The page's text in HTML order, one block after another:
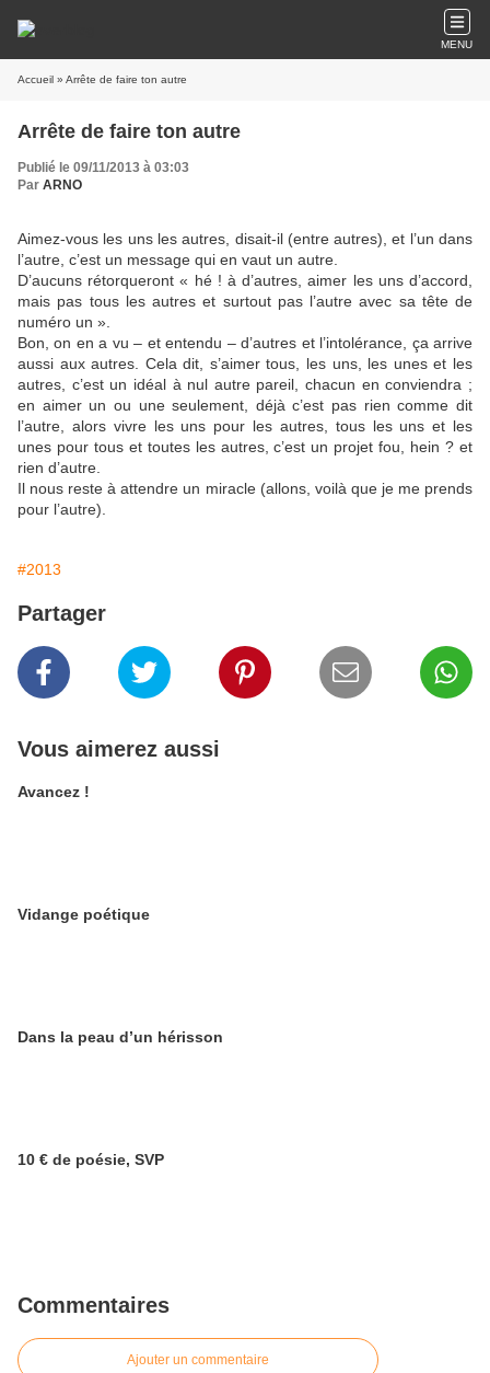
MENU
Accueil » Arrête de faire ton autre
Arrête de faire ton autre
Publié le 09/11/2013 à 03:03
Par ARNO
Aimez-vous les uns les autres, disait-il (entre autres), et l’un dans
l’autre, c’est un message qui en vaut un autre.
D’aucuns rétorqueront « hé ! à d’autres, aimer les uns d’accord,
mais pas tous les autres et surtout pas l’autre avec sa tête de
numéro un ».
Bon, on en a vu – et entendu – d’autres et l’intolérance, ça arrive
aussi aux autres. Cela dit, s’aimer tous, les uns, les unes et les
autres, c’est un idéal à nul autre pareil, chacun en conviendra ;
en aimer un ou une seulement, déjà c’est pas rien comme dit
l’autre, alors vivre les uns pour les autres, tous les uns et les
unes pour tous et toutes les autres, c’est un projet fou, hein ? et
rien d’autre.
Il nous reste à attendre un miracle (allons, voilà que je me prends
pour l’autre).
#2013
Partager
Vous aimerez aussi
Avancez !
Vidange poétique
Dans la peau d’un hérisson
10 € de poésie, SVP
Commentaires
Ajouter un commentaire